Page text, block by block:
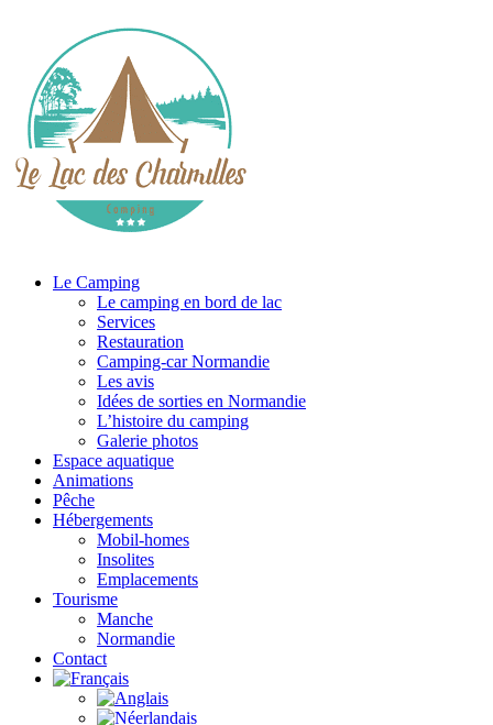
Le Camping
Le camping en bord de lac
Services
Restauration
Camping-car Normandie
Les avis
Idées de sorties en Normandie
L’histoire du camping
Galerie photos
Espace aquatique
Animations
Pêche
Hébergements
Mobil-homes
Insolites
Emplacements
Tourisme
Manche
Normandie
Contact